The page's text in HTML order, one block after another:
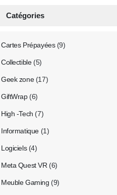
Catégories
Cartes Prépayées (9)
Collectible (5)
Geek zone (17)
GiftWrap (6)
High -Tech (7)
Informatique (1)
Logiciels (4)
Meta Quest VR (6)
Meuble Gaming (9)